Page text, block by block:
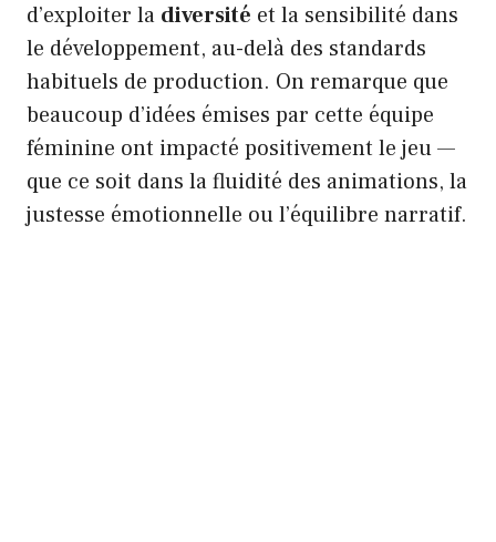
d’exploiter la diversité et la sensibilité dans
le développement, au-delà des standards
habituels de production. On remarque que
beaucoup d’idées émises par cette équipe
féminine ont impacté positivement le jeu —
que ce soit dans la fluidité des animations, la
justesse émotionnelle ou l’équilibre narratif.